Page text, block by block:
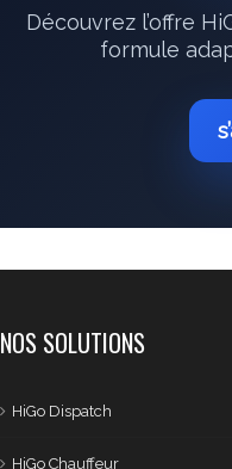
Découvrez l’offre
formule
NOS SOLUTIONS
HiGo Dispatch
HiGo Chauffeur